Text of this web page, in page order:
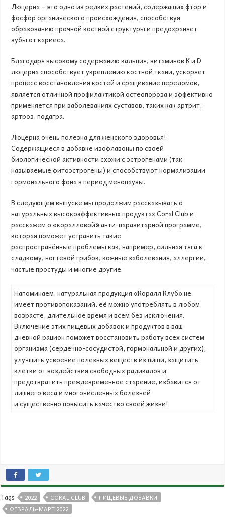
Люцерна – это одно из редких растений, содержащих фтор и
фосфор органического происхождения, способствуя
образованию прочной костной структуры и предохраняет
зубы от кариеса.
Благодаря высокому содержанию кальция, витаминов К и D
люцерна способствует укреплению костной ткани, ускоряет
процесс восстановления костей и сращивание переломов,
является отличной профилактикой остеопороза и эффективно
применяется при заболеваниях суставов, таких как артрит,
артроз, подагра.
Люцерна очень полезна для женского здоровья!
Содержащиеся в добавке изофлавоны по своей
биологической активности схожи с эстрогенами (так
называемые фитоэстрогены) и способствуют нормализации
гормонального фона в период менопаузы.
В следующем выпуске мы продолжим рассказывать о
натуральных высокоэффективных продуктах Coral Club и
расскажем о «коралловой»анти-паразитарной программе,
которая поможет устранить такие
распространённые проблемы как, например, сильная тяга к
сладкому, ногтевой грибок, кожные заболевания, аллергии,
частые простуды и многие другие.
Напоминаем, натуральная продукция «Коралл Клуб» не
имеет противопоказаний, её можно употреблять в любом
возрасте, длительное время и всем без исключения.
Включение этих пищевых добавок и продуктов в ваш
дневной рацион поможет восстановить работу всех систем
организма (сердечно-сосудистой, гормональной и других),
улучшить усвоение полезных веществ из пищи, защитить
клетки от воздействия свободных радикалов и
предотвратить преждевременное старение, избавится от
лишнего веса и многочисленных болезней
и существенно повысить качество своей жизни!
Tags 2022 CORAL CLUB
ПИЩЕВЫЕ ДОБАВКИ
ФЕВРАЛЬ-МАРТ 2022